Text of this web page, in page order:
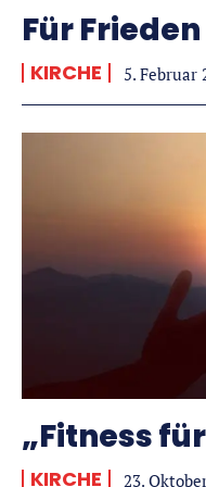
Für
KIRCHE 5. Februar
„Fitness
KIRCHE 23.